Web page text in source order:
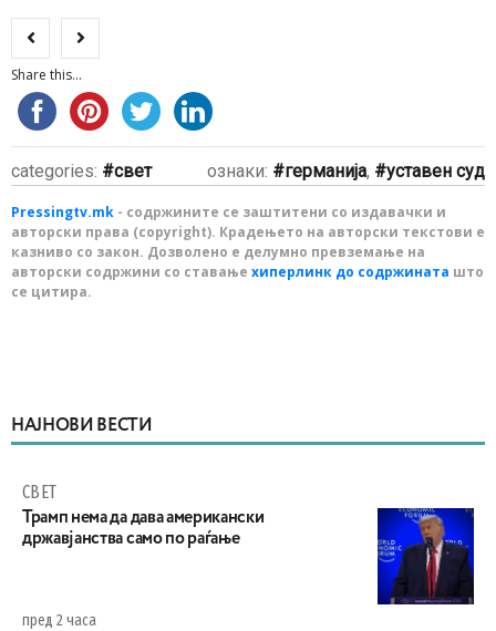
Share this...
categories: свет ознаки: германија, уставен суд
Pressingtv.mk - содржините се заштитени со издавачки и
авторски права (copyright). Крадењето на авторски текстови е
казниво со закон. Дозволено е делумно превземање на
авторски содржини со ставање хиперлинк до содржината што
се цитира.
НАЈНОВИ ВЕСТИ
СВЕТ
Трамп нема да дава американски
државјанства само по раѓање
пред 2 часа